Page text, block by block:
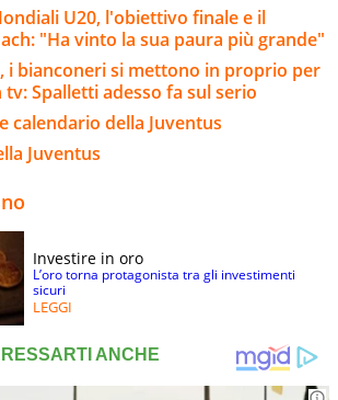
U20, l'obiettivo finale e il
"Ha vinto la sua paura più grande"
i bianconeri si mettono in proprio per
Spalletti adesso fa sul serio
calendario della Juventus
Juventus
Investire in oro
L’oro torna protagonista tra gli investimenti
sicuri
LEGGI